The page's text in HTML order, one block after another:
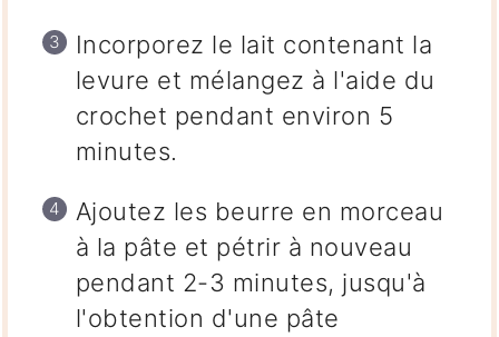
Incorporez le lait contenant la
levure et mélangez à l'aide du
crochet pendant environ 5
minutes.
Ajoutez les beurre en morceau
à la pâte et pétrir à nouveau
pendant 2-3 minutes, jusqu'à
l'obtention d'une pâte